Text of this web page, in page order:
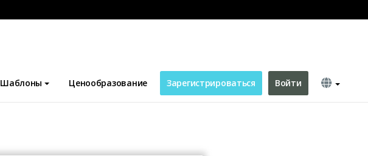
Шаблоны Ценообразование Зарегистрироваться Войти